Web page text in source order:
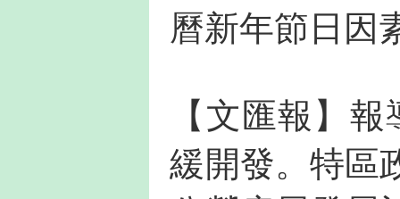
曆新年節日因
【文匯報】
緩開發。特區